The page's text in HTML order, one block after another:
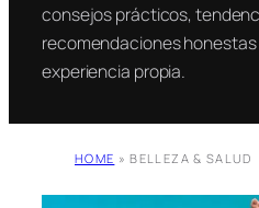
consejos prácticos,
recomendaciones
experiencia propia.
HOME » BELLEZA & SALUD